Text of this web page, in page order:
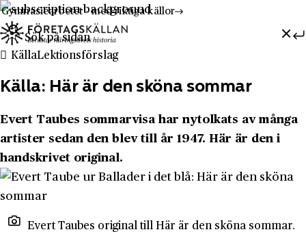
Hoppa till innehåll
Till innehåll
Gymnasiearbetet - med riktiga källor
Sök efter:
Källa Lektionsförslag
Källa: Här är den sköna sommar
Evert Taubes sommarvisa har nytolkats av många
artister sedan den blev till år 1947. Här är den i
handskrivet original.
Evert Taubes original till Här är den sköna sommar.